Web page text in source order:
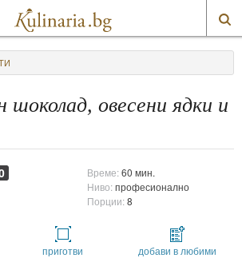
шоколад, овесени ядки и
Време:60 мин.
Ниво:професионално
Порции:8
приготви добави в любими